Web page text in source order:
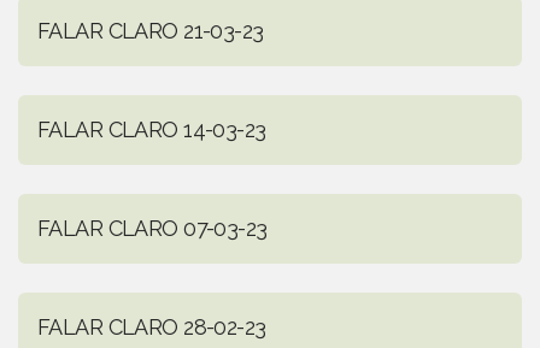
FALAR CLARO 21-03-23
FALAR CLARO 14-03-23
FALAR CLARO 07-03-23
FALAR CLARO 28-02-23